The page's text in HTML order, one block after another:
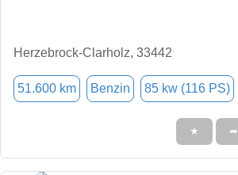
Herzebrock-Clarholz, 33442
51.600 km Benzin 85 kw (116 PS)
★ ➦